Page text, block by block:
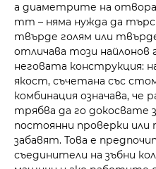
а диаметрите на
mm – няма нужда да
твърде голям или
отличава този найлонов
неговата конструкция:
якост, съчетана със
комбинация означава,
трябва да го докосвате
постоянни проверки или
забавят. Това е
съединители на зъбни